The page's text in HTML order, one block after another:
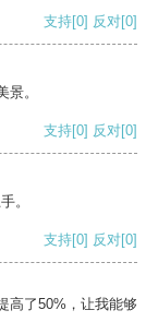
支持[0] 反对[0]
。
支持[0] 反对[0]
。
支持[0] 反对[0]
高了50%，让我能够